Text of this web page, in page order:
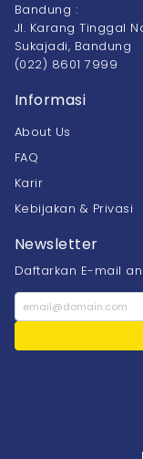
Bandung :
Jl. Karang Tinggal
Sukajadi, Bandung
(022) 8601 7999
Informasi
About Us
FAQ
Karir
Kebijakan & Privasi
Newsletter
Daftarkan E-mail